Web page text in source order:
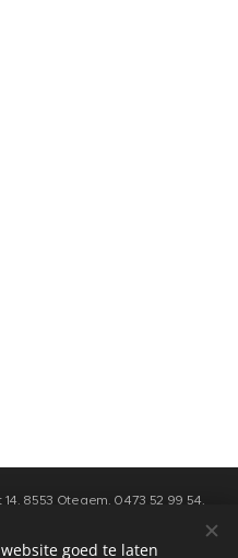
8553 Otegem, 0473 52 99 54,
op deze website
goed te laten